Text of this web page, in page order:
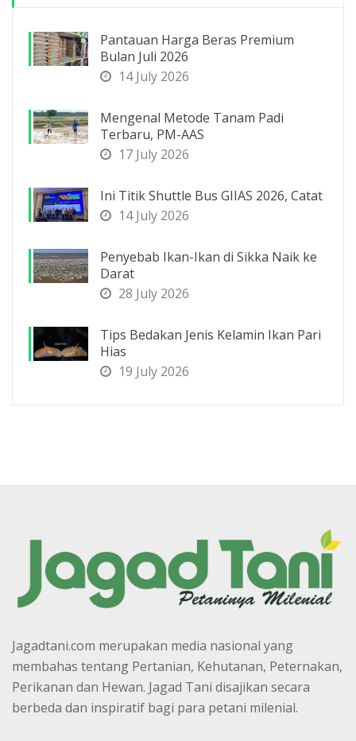
Pantauan Harga Beras Premium
Bulan Juli 2026
14 July 2026
Mengenal Metode Tanam Padi
Terbaru, PM-AAS
17 July 2026
Ini Titik Shuttle Bus GIIAS 2026, Catat
14 July 2026
Penyebab Ikan-Ikan di Sikka Naik ke
Darat
28 July 2026
Tips Bedakan Jenis Kelamin Ikan Pari
Hias
19 July 2026
Jagadtani.com merupakan media nasional yang
membahas tentang Pertanian, Kehutanan, Peternakan,
Perikanan dan Hewan. Jagad Tani disajikan secara
berbeda dan inspiratif bagi para petani milenial.